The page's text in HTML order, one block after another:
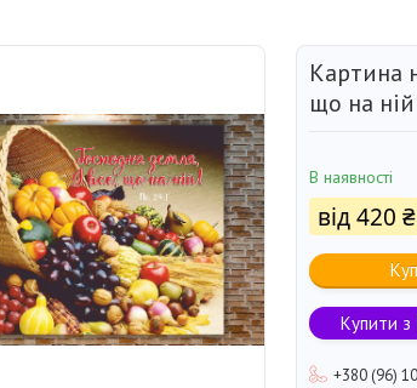
Картина
що на
В наявності
від420 ₴
Купити з
+380 (96)